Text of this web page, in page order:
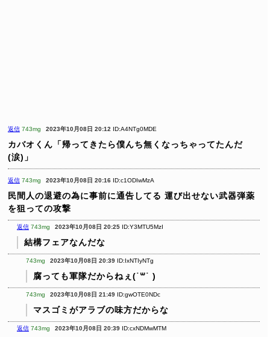
返信 743mg 2023年10月08日 20:12 ID:A4NTg0MDE
カバオくん「帰ってきたら僕んち無くなっちゃってたんだ
(涙)」
返信 743mg 2023年10月08日 20:16 ID:c1ODIwMzA
民間人の退避の為に事前に通告してる 運び出せない武器弾薬
を狙っての攻撃
返信 743mg 2023年10月08日 20:25 ID:Y3MTU5MzI
結構フェアなんだな
743mg 2023年10月08日 20:39 ID:IxNTIyNTg
腐っても軍隊だからねぇ(˙꒳​˙ )
743mg 2023年10月08日 21:49 ID:gwOTE0NDc
マスゴミがアラブの味方だからな
返信 743mg 2023年10月08日 20:39 ID:cxNDMwMTM